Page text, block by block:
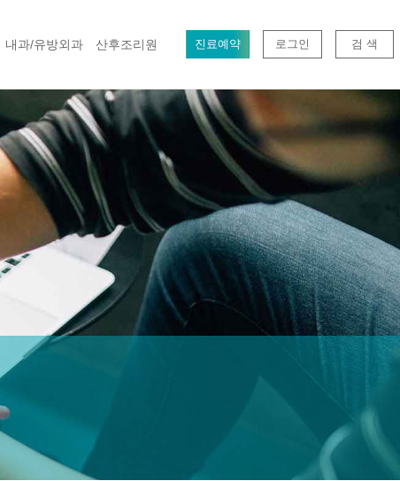
내과/유방외과 산후조리원 진료예약 로그인 검 색